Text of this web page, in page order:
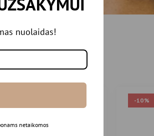
prekės
-10%
nuolaidas!
netaikomos